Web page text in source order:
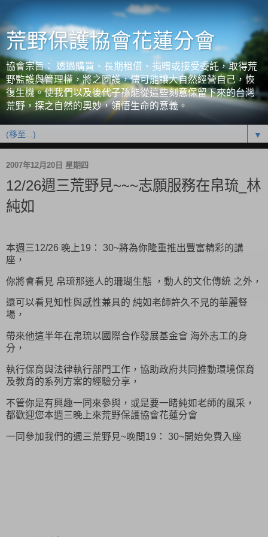
荒野保護協會花蓮分會
協會宗旨： 透過購買、長期租借、捐贈或接受委託，取得荒
野監護與管理權，將之圈護，儘可能讓大自然經營自己，恢
復生機。使我們以及後代子孫能從這些刻意保留下來的台灣
荒野，探之自然的奧妙，領悟生命的意義。
▼
2007年12月20日 星期四
12/26週三荒野見~~~志願服務在帛琉_林
純如
本週三12/26 晚上19： 30~將為你隆重推出豐富精彩的講
座，
你將會看見 帛琉那迷人的珊瑚生態 ，動人的文化傳統 之外，
還可以看見知性與感性兼具的 純如老師許久不見的華麗豋
場，
帶來他這半年在帛琉以國際合作發展基金會 海外志工的身
分，
執行保育與法律執行部門工作，協助政府共同推動環境保育
及教育的系列方案的經驗分享，
不管你是有興趣一同來參與，或是要一睹純如老師的風采，
都歡迎您本週三晚上來荒野保護協會花蓮分會
一同參加我們的週三荒野見~晚間19： 30~開始免費入座